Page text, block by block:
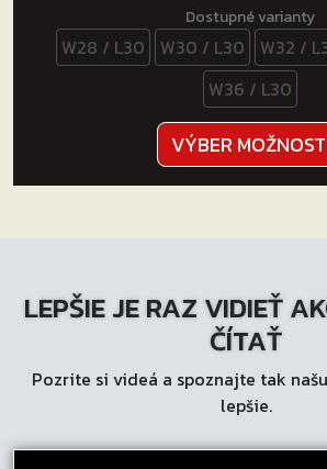
Dostupné varianty
W28 / L30 W30 / L30 W32 /
W36 / L30
VÝBER
LEPŠIE JE RAZ VIDIEŤ
ČÍTAŤ
Pozrite si videá a spoznajte tak
lepšie.